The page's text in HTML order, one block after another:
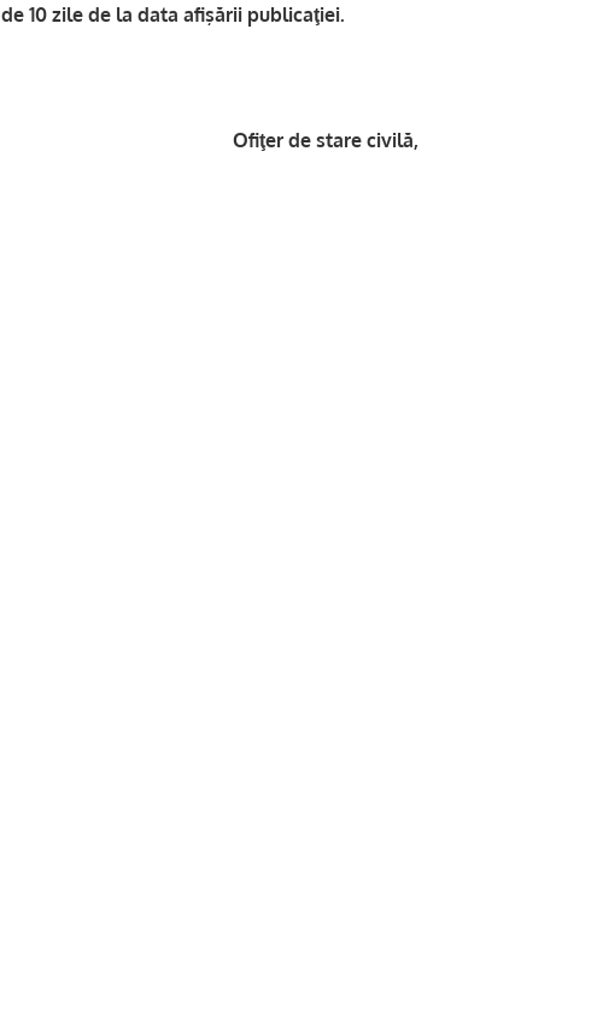
de 10 zile de la data afişării publicaţiei.
Ofiţer de stare civilă,